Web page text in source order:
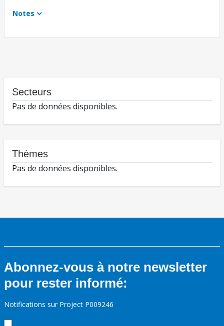
Notes
Secteurs
Pas de données disponibles.
Thèmes
Pas de données disponibles.
Abonnez-vous à notre newsletter
pour rester informé:
Notifications sur Project P009246